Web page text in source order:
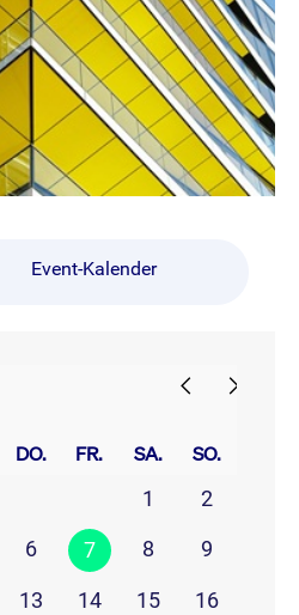
Event-Kalender
DO. FR. SA. SO.
1
2
6 7 8 9
13 14 15
16